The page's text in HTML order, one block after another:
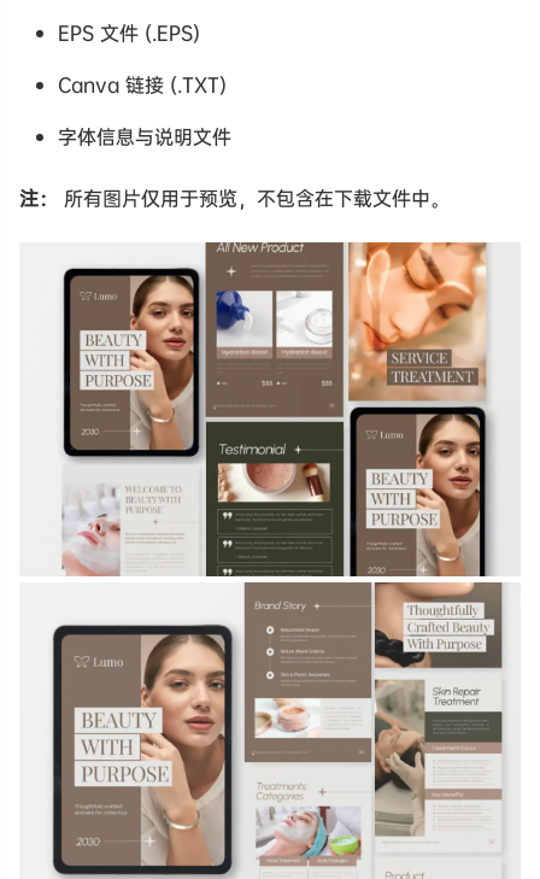
EPS 文件 (.EPS)
Canva 链接 (.TXT)
字体信息与说明文件
注： 所有图片仅用于预览，不包含在下载文件中。